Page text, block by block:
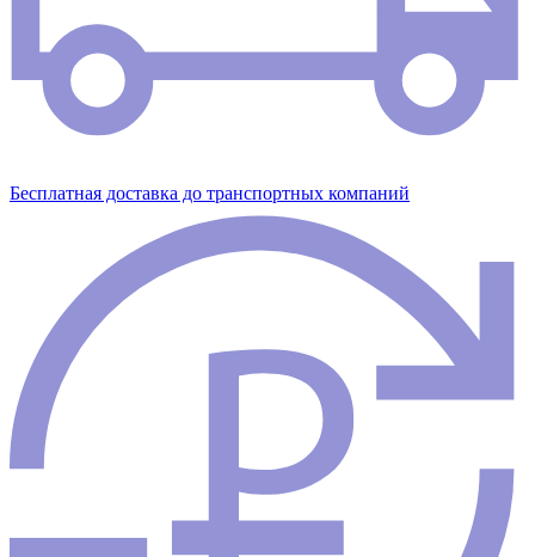
Бесплатная доставка до транспортных компаний